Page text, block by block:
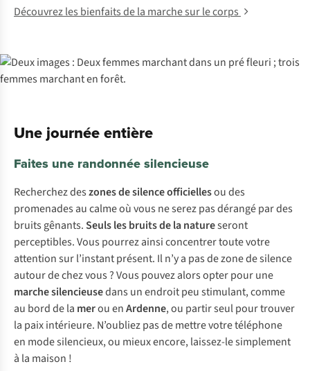
Découvrez les bienfaits de la marche sur le corps
Une journée entière
Faites une randonnée silencieuse
Recherchez deszones desilence officiellesou des
promenades au calme où vous ne serez pas dérangé par des
bruits gênants.Seuls les bruits de la natureseront
perceptibles. Vous pourrez ainsi concentrer toute votre
attention sur l’instant présent. Il n’y a pas de zone de silence
autour de chez vous ? Vous pouvez alors opter pour une
marche silencieusedans un endroit peu stimulant, comme
au bord de la merou enArdenne, ou partir seul pour trouver
la paix intérieure. N’oubliez pas de mettre votre téléphone
en mode silencieux, ou mieux encore, laissez-le simplement
à la maison !